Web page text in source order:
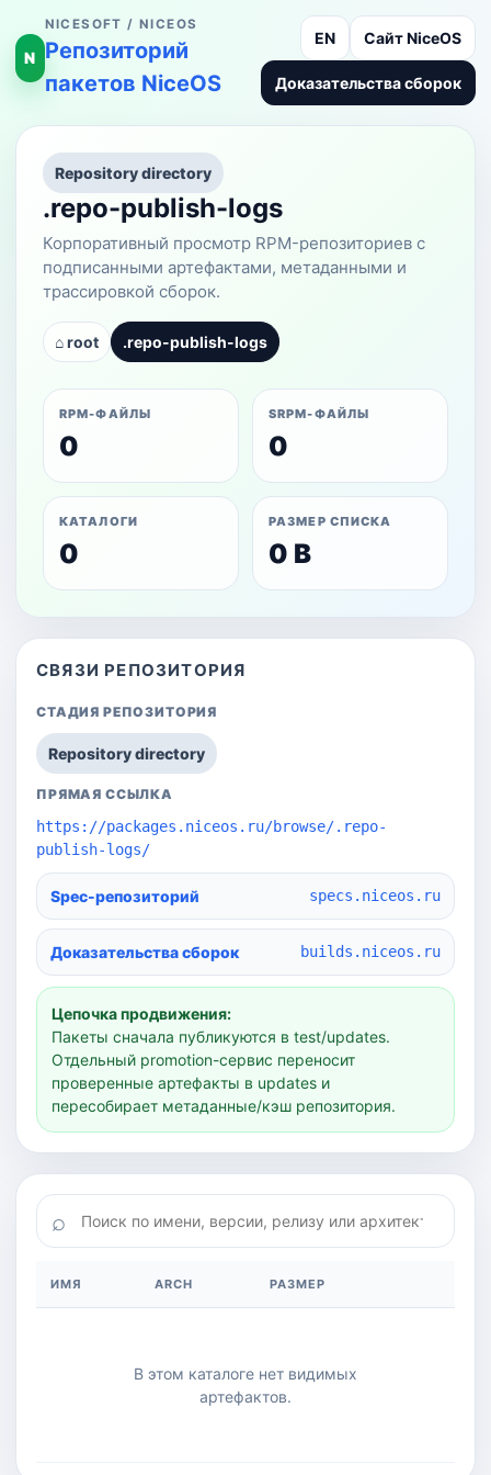
N
NICESOFT / NICEOS
Репозиторий
пакетов NiceOS
EN Сайт NiceOS
Доказательства сборок
Repository directory
.repo-publish-logs
Корпоративный просмотр RPM-репозиториев с
подписанными артефактами, метаданными и
трассировкой сборок.
⌂ root .repo-publish-logs
RPM-ФАЙЛЫ
0
SRPM-ФАЙЛЫ
0
КАТАЛОГИ
0
РАЗМЕР СПИСКА
0 B
СВЯЗИ РЕПОЗИТОРИЯ
СТАДИЯ РЕПОЗИТОРИЯ
Repository directory
ПРЯМАЯ ССЫЛКА
https://packages.niceos.ru/browse/.repo-
publish-logs/
Spec-репозиторий specs.niceos.ru
Доказательства сборок builds.niceos.ru
Цепочка продвижения:
Пакеты сначала публикуются в test/updates.
Отдельный promotion-сервис переносит
проверенные артефакты в updates и
пересобирает метаданные/кэш репозитория.
ИМЯ ARCH РАЗМЕР
В этом каталоге нет видимых
артефактов.